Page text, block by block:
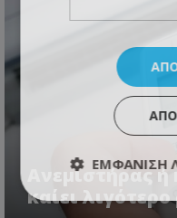
Ανεμιστήρας ή
καίει
ΕΜΦΆΝΙΣΗ